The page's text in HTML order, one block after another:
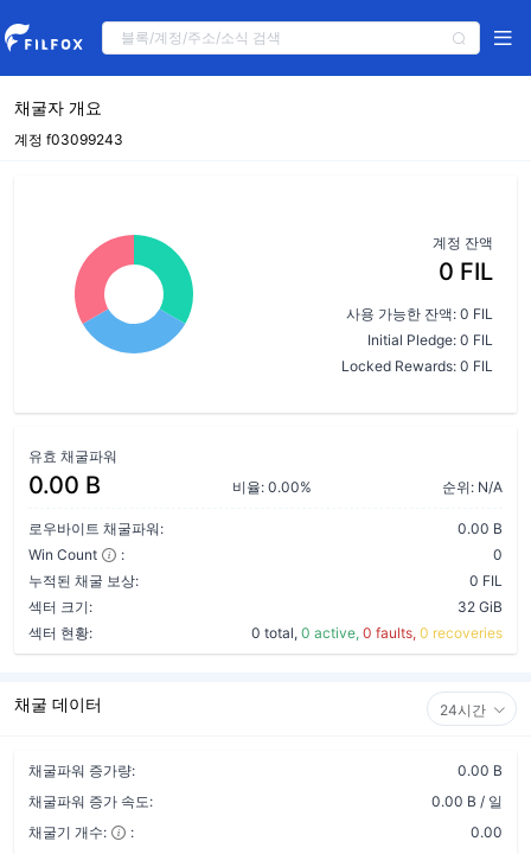
채굴자 개요
계정 f03099243
계정 잔액
0 FIL
사용 가능한 잔액: 0 FIL
Initial Pledge: 0 FIL
Locked Rewards: 0 FIL
유효 채굴파워
0.00 B 비율: 0.00% 순위: N/A
로우바이트 채굴파워:
0.00 B
Win Count
:
0
누적된 채굴 보상:
0 FIL
섹터 크기:
32 GiB
섹터 현황:
0 total, 0 active, 0 faults, 0 recoveries
채굴 데이터 24시간
채굴파워 증가량:
0.00 B
채굴파워 증가 속도:
0.00 B / 일
채굴기 개수:
:
0.00